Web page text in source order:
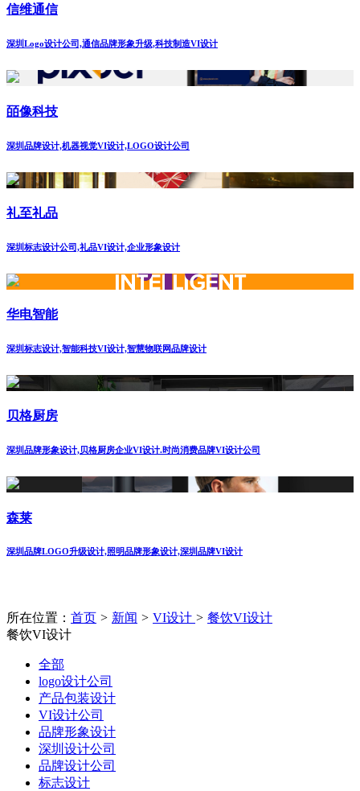
信维通信
深圳Logo设计公司,通信品牌形象升级,科技制造VI设计
皕像科技
深圳品牌设计,机器视觉VI设计,LOGO设计公司
礼至礼品
深圳标志设计公司,礼品VI设计,企业形象设计
华电智能
深圳标志设计,智能科技VI设计,智慧物联网品牌设计
贝格厨房
深圳品牌形象设计,贝格厨房企业VI设计.时尚消费品牌VI设计公司
森莱
深圳品牌LOGO升级设计,照明品牌形象设计,深圳品牌VI设计
所在位置： 首页 > 新闻 > VI设计 > 餐饮VI设计
餐饮VI设计
全部
logo设计公司
产品包装设计
VI设计公司
品牌形象设计
深圳设计公司
品牌设计公司
标志设计